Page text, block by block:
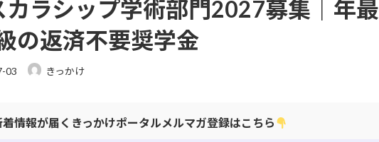
カラシップ学術部門2027募集｜年最
の返済不要奨学金
03 きっかけ
情報が届くきっかけポータルメルマガ登録はこちら